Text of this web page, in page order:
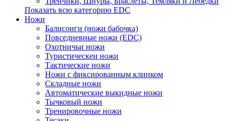
Показать всю категорию EDC
Ножи
Балисонги (ножи бабочка)
Повседневные ножи (EDC)
Охотничьи ножи
Туристическеи ножи
Тактические ножи
Ножи с фиксированным клинком
Складные ножи
Автоматические выкидные ножи
Тычковый ножи
Тренировочные ножи